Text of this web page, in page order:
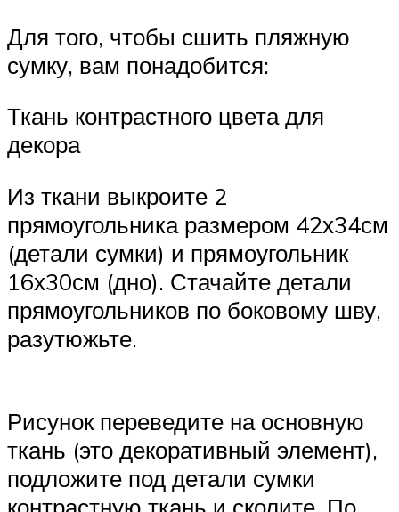
Для того, чтобы сшить пляжную
сумку, вам понадобится:
Ткань контрастного цвета для
декора
Из ткани выкроите 2
прямоугольника размером 42х34см
(детали сумки) и прямоугольник
16х30см (дно). Стачайте детали
прямоугольников по боковому шву,
разутюжьте.
Рисунок переведите на основную
ткань (это декоративный элемент),
подложите под детали сумки